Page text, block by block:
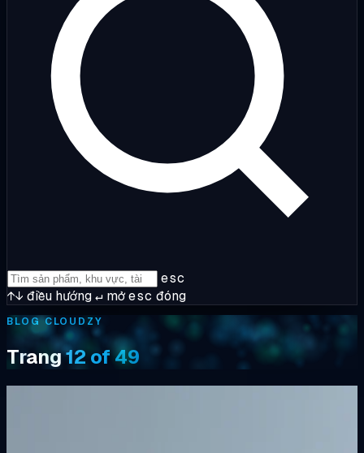
esc
↑↓ điều hướng↵ mởesc đóng
BLOG CLOUDZY
Trang12 of 49